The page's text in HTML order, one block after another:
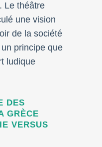
Le théâtre
une vision
de la société
principe que
ludique
DES
GRÈCE
VERSUS